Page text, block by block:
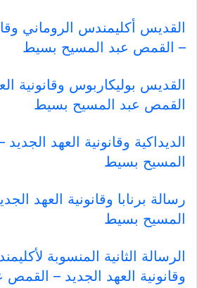
القديس أكليمندس الروماني
– القمص عبد المسيح بسيط
القديس بوليكاربوس وقانونية
القمص عبد المسيح بسيط
الديداكية وقانونية العهد
المسيح بسيط
رسالة برنابا وقانونية العهد
المسيح بسيط
الرسالة الثانية المنسوبة
وقانونية العهد الجديد –